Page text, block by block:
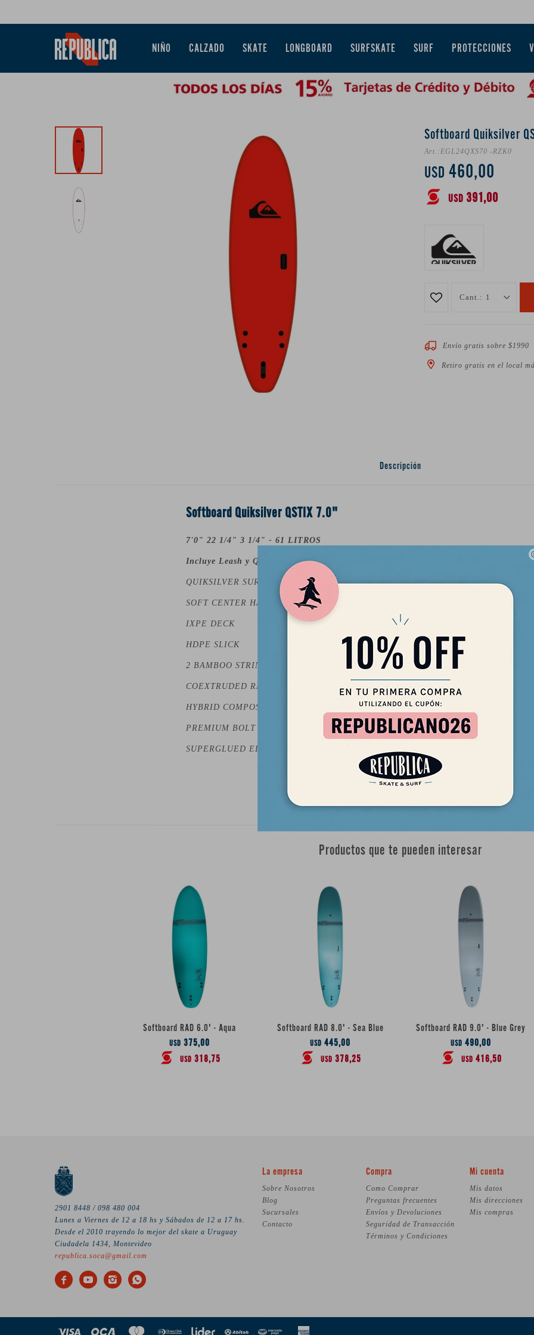
NIÑO CALZADO SKATE LONGBOARD SURFSKATE SURF PROTECCIONES
Softboard Quiksilver
EGL24QXS70 -RZK0
USD 460,00
USD 391,00
1
Envío gratis sobre $1990
Retiro gratis en el local
Descripción
Softboard Quiksilver QSTIX 7.0"
7'0" 22 1/4" 3 1/4" - 61 LITROS
Incluye Leash y Quillas
QUIKSILVER SURF SCHOOL SHAPE
SOFT CENTER HANDLE
IXPE DECK
HDPE SLICK
2 BAMBOO STRINGERS
COEXTRUDED REINFORCED DECK
HYBRID COMPOSITE CORE
PREMIUM BOLT THROUGH FIN SYSTEM
SUPERGLUED EDGES
Productos que te pueden interesar
Softboard RAD 6.0' - Aqua
USD 375,00
USD 318,75
Softboard RAD 8.0' - Sea Blue
USD 445,00
USD 378,25
Softboard RAD 9.0' - Blue Grey
USD 490,00
USD 416,50
2901 8448 / 098 480 004
Lunes a Viernes de 12 a 18 hs y Sábados de 12 a 17 hs.
Desde el 2010 trayendo lo mejor del skate a Uruguay
Ciudadela 1434, Montevideo
republica.soca@gmail.com
   
La empresa
Sobre Nosotros
Blog
Sucursales
Contacto
Compra
Como Comprar
Preguntas frecuentes
Envíos y Devoluciones
Seguridad de Transacción
Términos y Condiciones
Mi cuenta
Mis datos
Mis direcciones
Mis compras